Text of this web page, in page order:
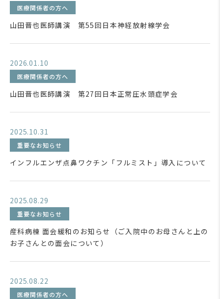
医療関係者の方へ
山田晋也医師講演 第55回日本神経放射線学会
2026.01.10
医療関係者の方へ
山田晋也医師講演 第27回日本正常圧水頭症学会
2025.10.31
重要なお知らせ
インフルエンザ点鼻ワクチン「フルミスト」導入について
2025.08.29
重要なお知らせ
産科病棟 面会緩和のお知らせ（ご入院中のお母さんと上の
お子さんとの面会について）
2025.08.22
医療関係者の方へ